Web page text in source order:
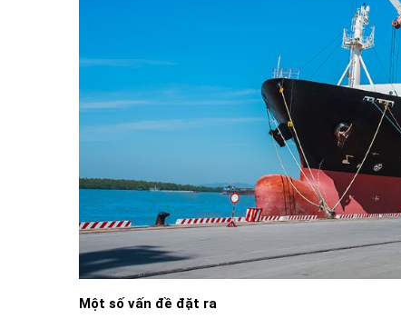
Một số vấn đề đặt ra